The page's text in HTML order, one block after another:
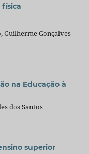
Guilherme Gonçalves
na Educação à
dos Santos
superior